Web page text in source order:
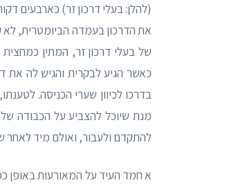
(להלן: בעלי דרכון זר) כארבעים
את הדרכון בעמדה הביומטרית,
של בעלי דרכון זר, המתין
כאשר הגיע לבקרית והגיש לה את
בדרכו לכיוון שערי הכניסה.
מנת שיוכל להצביע על הכבודה
להתקדם ולעבור, ואולם מיד לאחר
א חמד העיד על המאורעות באופן